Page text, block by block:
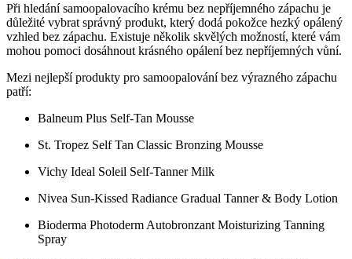
Při hledání samoopalovacího krému bez nepříjemného zápachu je
důležité vybrat správný produkt, který dodá pokožce hezký opálený
vzhled bez zápachu. Existuje několik skvělých možností, které vám
mohou pomoci dosáhnout krásného opálení bez nepříjemných vůní.
Mezi nejlepší produkty pro samoopalování bez výrazného zápachu
patří:
Balneum Plus Self-Tan Mousse
St. Tropez Self Tan Classic Bronzing Mousse
Vichy Ideal Soleil Self-Tanner Milk
Nivea Sun-Kissed Radiance Gradual Tanner & Body Lotion
Bioderma Photoderm Autobronzant Moisturizing Tanning
Spray